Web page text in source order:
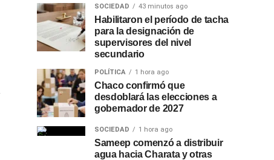
SOCIEDAD 43 minutos ago
Habilitaron el período de tacha
para la designación de
supervisores del nivel
secundario
POLÍTICA 1 hora ago
Chaco confirmó que
desdoblará las elecciones a
gobernador de 2027
SOCIEDAD 1 hora ago
Sameep comenzó a distribuir
agua hacia Charata y otras